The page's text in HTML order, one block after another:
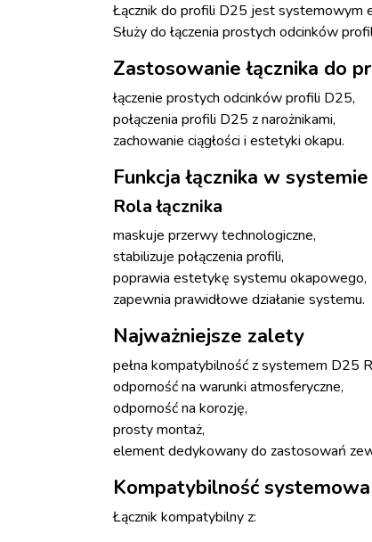
Łącznik do profili D25 jest systemowym
Służy do łączenia prostych odcinków
Zastosowanie łącznika do
łączenie prostych odcinków profili D25,
połączenia profili D25 z narożnikami,
zachowanie ciągłości i estetyki okapu.
Funkcja łącznika w
Rola łącznika
maskuje przerwy technologiczne,
stabilizuje połączenia profili,
poprawia estetykę systemu okapowego,
zapewnia prawidłowe działanie systemu.
Najważniejsze zalety
pełna kompatybilność z systemem D25
odporność na warunki atmosferyczne,
odporność na korozję,
prosty montaż,
element dedykowany do zastosowań
Kompatybilność systemowa
Łącznik kompatybilny z: